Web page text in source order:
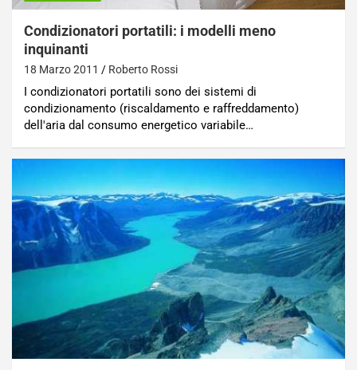
Condizionatori portatili: i modelli meno
inquinanti
18 Marzo 2011 Roberto Rossi
I condizionatori portatili sono dei sistemi di
condizionamento (riscaldamento e raffreddamento)
dell'aria dal consumo energetico variabile…